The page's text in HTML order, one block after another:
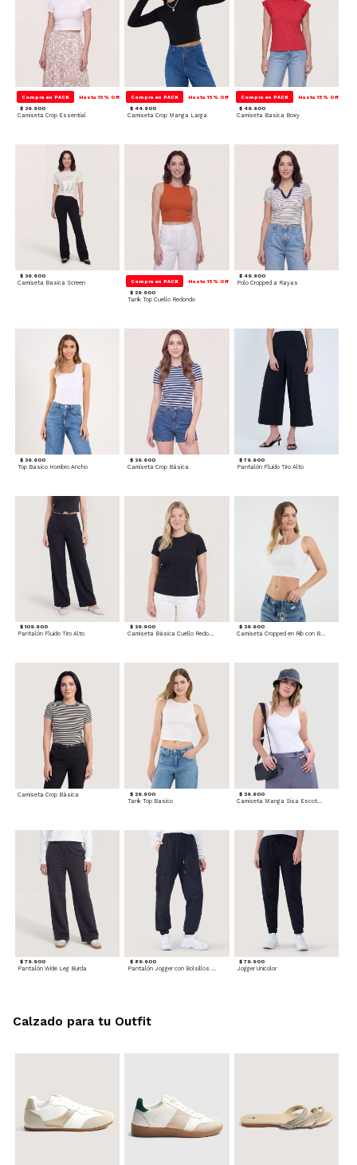
Compra en PACK Hasta 15% Off
$ 39.900
Camiseta Crop Essential
Compra en PACK Hasta 15% Off
$ 44.900
Camiseta Crop Manga Larga
Compra en PACK Hasta 15% Off
$ 49.900
Camiseta Basica Boxy
$ 39.900
Camiseta Basica Screen Compra en PACK Hasta 15% Off
$ 29.900
Tank Top Cuello Redondo
$ 49.900
Polo Cropped a Rayas
$ 39.900
Top Basico Hombro Ancho
$ 39.900
Camiseta Crop Básica
$ 79.900
Pantalón Fluido Tiro Alto
$ 109.900
Pantalón Fluido Tiro Alto
$ 39.900
Camiseta Básica Cuello Redondo
$ 39.900
Camiseta Cropped en Rib con Botones
Camiseta Crop Básica $ 29.900
Tank Top Basico
$ 29.900
Camiseta Manga Sisa Escotada
$ 79.900
Pantalón Wide Leg Burda
$ 89.900
Pantalón Jogger con Bolsillos Cargo
$ 79.900
Jogger Unicolor
Calzado para tu Outfit